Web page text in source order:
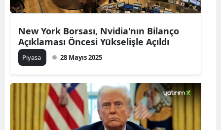
New York Borsası, Nvidia'nın Bilanço
Açıklaması Öncesi Yükselişle Açıldı
Piyasa 28 Mayıs 2025